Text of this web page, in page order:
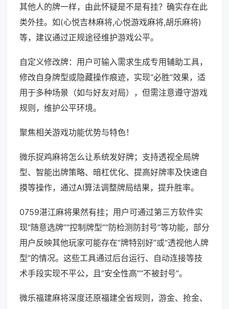
其他人的牌一样，由此怀疑是不是有挂？确实存在此
类外挂。如(心悦吉林麻将,心悦游戏麻将,胡乐麻将)
等，建议通过正规途径维护游戏公平。
自定义修改牌：用户可输入需求生成专用辅助工具，
修改自身牌型或隐藏操作痕迹，实现“必胜”效果，适
用于多种场景（如与好友对局），但需注意遵守游戏
规则，维护公平环境。
聚焦相关游戏功能优势与特色！
微乐捉鸡麻将怎么让系统发好牌；支持透视全局牌
型、智能出牌策略、暗杠优化、提高好牌率及快速自
摸等操作，通过AI算法调整牌局结果，提升胜率。
0759湛江麻将果然有挂；用户可通过第三方软件实
现“随意选牌”“控制牌型”“防检测防封号”等功能，部分
用户反映其他玩家可能存在“牌特别好”或“透视他人牌
型”的情况。这些工具通过后台运行、自动连接等技
术手段实现不平公，且“安全性高”“不被封号”。
微乐福建麻将深度还原福建全省规则，游金、抢金、